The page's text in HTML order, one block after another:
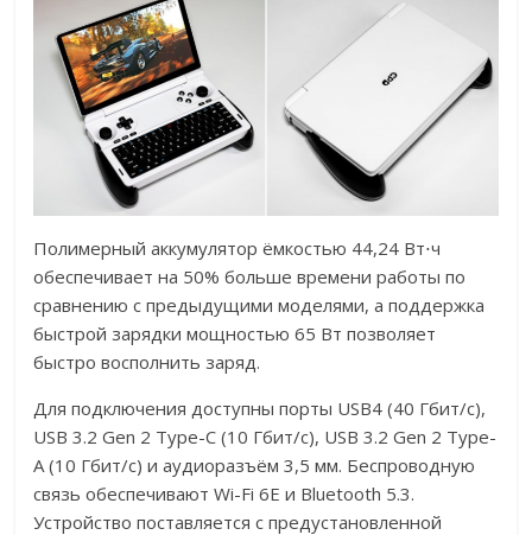
Полимерный аккумулятор ёмкостью 44,24 Вт⋅ч
обеспечивает на 50% больше времени работы по
сравнению с предыдущими моделями, а поддержка
быстрой зарядки мощностью 65 Вт позволяет
быстро восполнить заряд.
Для подключения доступны порты USB4 (40 Гбит/с),
USB 3.2 Gen 2 Type-C (10 Гбит/с), USB 3.2 Gen 2 Type-
A (10 Гбит/с) и аудиоразъём 3,5 мм. Беспроводную
связь обеспечивают Wi-Fi 6E и Bluetooth 5.3.
Устройство поставляется с предустановленной